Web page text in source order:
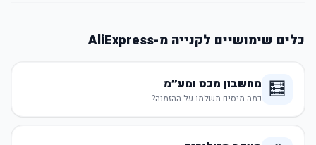
כלים שימושיים לקנייה מ-AliExpress
🧮 מחשבון מכס ומע״מ
כמה מיסים תשלמו על ההזמנה?